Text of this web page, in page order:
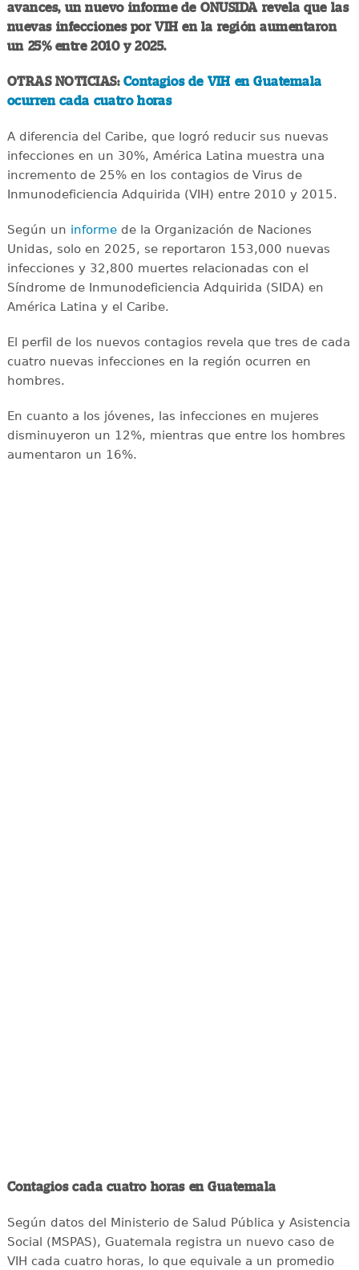
avances, un nuevo informe de ONUSIDA revela que las
nuevas infecciones por VIH en la región aumentaron
un 25% entre 2010 y 2025.
OTRAS NOTICIAS: Contagios de VIH en Guatemala
ocurren cada cuatro horas
A diferencia del Caribe, que logró reducir sus nuevas
infecciones en un 30%, América Latina muestra una
incremento de 25% en los contagios de Virus de
Inmunodeficiencia Adquirida (VIH) entre 2010 y 2015.
Según un informede la Organización de Naciones
Unidas, solo en 2025, se reportaron 153,000 nuevas
infecciones y 32,800 muertes relacionadas con el
Síndrome de Inmunodeficiencia Adquirida (SIDA) en
América Latina y el Caribe.
El perfil de los nuevos contagios revela que tres de cada
cuatro nuevas infecciones en la región ocurren en
hombres.
En cuanto a los jóvenes, las infecciones en mujeres
disminuyeron un 12%, mientras que entre los hombres
aumentaron un 16%.
Contagios cada cuatro horas en Guatemala
Según datos del Ministerio de Salud Pública y Asistencia
Social (MSPAS), Guatemala registra un nuevo caso de
VIH cada cuatro horas, lo que equivale a un promedio